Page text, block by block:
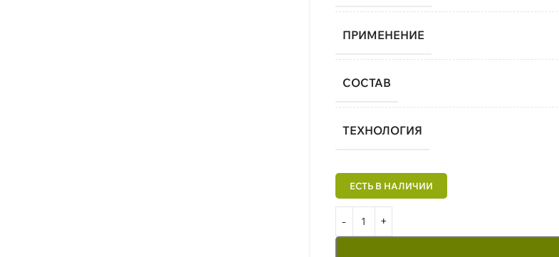
ПРИМЕНЕНИЕ
СОСТАВ
ТЕХНОЛОГИЯ